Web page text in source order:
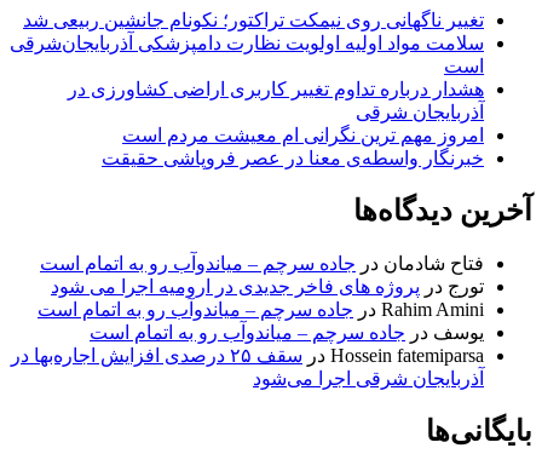
تغییر ناگهانی روی نیمکت تراکتور؛ نکونام جانشین ربیعی شد
سلامت مواد اولیه اولویت نظارت دامپزشکی آذربایجان‌شرقی
است
هشدار درباره تداوم تغییر کاربری اراضی کشاورزی در
آذربایجان شرقی
امروز مهم‌ ترین نگرانی‌ ام معیشت مردم است
خبرنگار واسطه‌ی معنا در عصر فروپاشی حقیقت
آخرین دیدگاه‌ها
فتاح شادمان در جاده سرچم – میاندوآب رو به اتمام است
تورج در پروژه های فاخر جدیدی در ارومیه اجرا می شود
Rahim Amini در جاده سرچم – میاندوآب رو به اتمام است
یوسف در جاده سرچم – میاندوآب رو به اتمام است
Hossein fatemiparsa در
سقف ۲۵ درصدی افزایش اجاره‌بها در
آذربایجان شرقی اجرا می‌شود
بایگانی‌ها